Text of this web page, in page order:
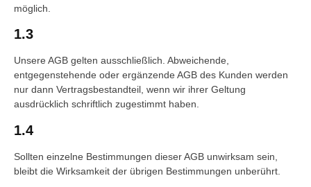
möglich.
1.3
Unsere AGB gelten ausschließlich. Abweichende,
entgegenstehende oder ergänzende AGB des Kunden werden
nur dann Vertragsbestandteil, wenn wir ihrer Geltung
ausdrücklich schriftlich zugestimmt haben.
1.4
Sollten einzelne Bestimmungen dieser AGB unwirksam sein,
bleibt die Wirksamkeit der übrigen Bestimmungen unberührt.